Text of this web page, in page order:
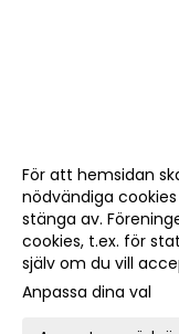
För att hemsidan
nödvändiga
stänga av.
cookies, t.ex. för
själv om du vill
Anpassa dina val